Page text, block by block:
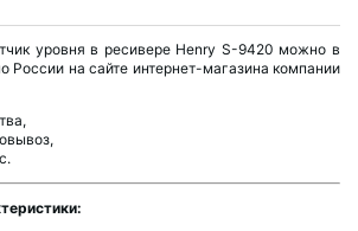
уровня в ресивере Henry S-9420 можно в
России на сайте интернет-магазина компании